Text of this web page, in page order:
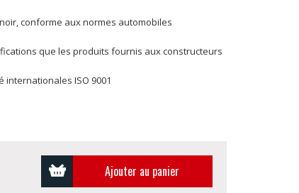
conforme aux normes automobiles
que les produits fournis aux constructeurs
ISO 9001
Ajouter au panier